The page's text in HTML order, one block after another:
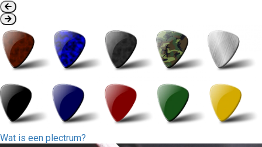
Wat is een plectrum?